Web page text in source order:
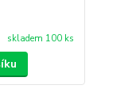
skladem 100 ks